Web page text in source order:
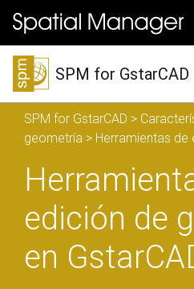
SPM for GstarCAD
SPM for GstarCAD >
geometría > Herramientas
edición de
en